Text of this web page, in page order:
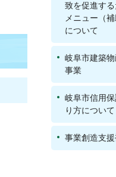
致を促進す
メニュー（補
について
岐阜市建築
事業
岐阜市信用
り方について
事業創造支